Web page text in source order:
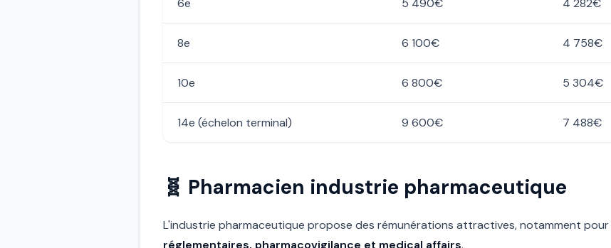
6e 5 490€ 4 282€
8e 6 100€ 4 758€
10e 6 800€ 5 304€
14e (échelon terminal) 9 600€ 7 488€
🧬 Pharmacien industrie pharmaceutique
L'industrie pharmaceutique propose des rémunérations attractives, notamment pour
réglementaires, pharmacovigilance et medical affairs.